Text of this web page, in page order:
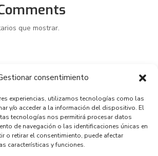
consentimiento
experiencias, utilizamos tecnologías como las
y/o acceder a la información del dispositivo. El
tecnologías nos permitirá procesar datos
de navegación o las identificaciones únicas en
o retirar el consentimiento, puede afectar
características y funciones.
que mostrar.